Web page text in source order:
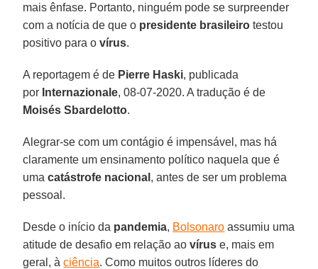
mais ênfase. Portanto, ninguém pode se surpreender
com a notícia de que o presidente brasileiro testou
positivo para ovírus.
A reportagem é de Pierre Haski, publicada
por Internazionale, 08-07-2020. A tradução é de
Moisés Sbardelotto.
Alegrar-se com um contágio é impensável, mas há
claramente um ensinamento político naquela que é
umacatástrofe nacional , antes de ser um problema
pessoal.
Desde o início da pandemia, Bolsonaro assumiu uma
atitude de desafio em relação aovírus e, mais em
geral, àciência. Como muitos outros líderes do